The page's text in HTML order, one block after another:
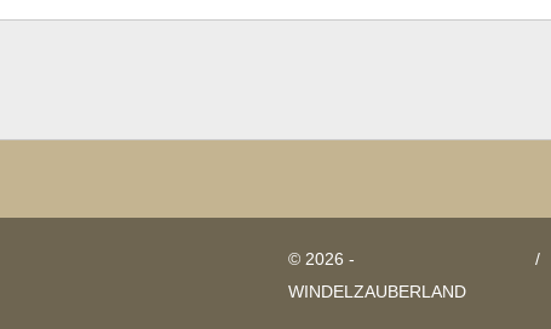
© 2026 -
WINDELZAUBERLAND
/